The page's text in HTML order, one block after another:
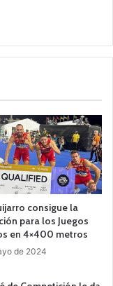
consigue la
para los Juegos
en 4×400 metros
de 2024